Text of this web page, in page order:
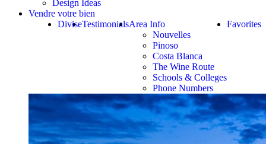
Design Ideas
Vendre votre bien
Favorites
Area Info
Nouvelles
Pinoso
Costa Blanca
The Wine Route
Schools & Colleges
Phone Numbers
Testimonials
Divise